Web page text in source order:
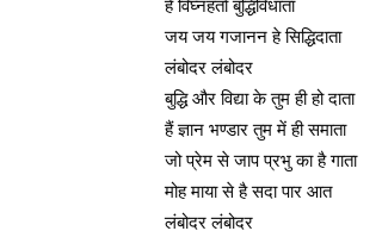
हे विघ्नहर्ता बुद्धिविधाता
जय जय गजानन हे सिद्धिदाता
लंबोदर लंबोदर
बुद्धि और विद्या के तुम ही हो दाता
हैं ज्ञान भण्डार तुम में ही समाता
जो प्रेम से जाप प्रभु का है गाता
मोह माया से है सदा पार आत
लंबोदर लंबोदर